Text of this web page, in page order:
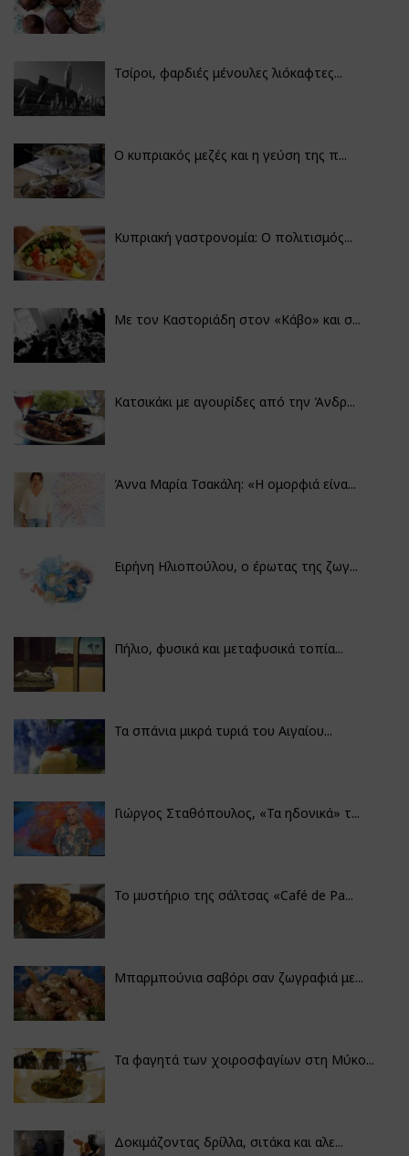
Τσίροι, φαρδιές μένουλες λιόκαφτες...
Ο κυπριακός μεζές και η γεύση της π...
Κυπριακή γαστρονομία: Ο πολιτισμός...
Με τον Καστοριάδη στον «Κάβο» και σ...
Κατσικάκι με αγουρίδες από την Άνδρ...
Άννα Μαρία Τσακάλη: «Η ομορφιά είνα...
Ειρήνη Ηλιοπούλου, ο έρωτας της ζωγ...
Πήλιο, φυσικά και μεταφυσικά τοπία...
Τα σπάνια μικρά τυριά του Αιγαίου...
Γιώργος Σταθόπουλος, «Τα ηδονικά» τ...
Το μυστήριο της σάλτσας «Café de Pa...
Μπαρμπούνια σαβόρι σαν ζωγραφιά με...
Τα φαγητά των χοιροσφαγίων στη Μύκο...
Δοκιμάζοντας δρίλλα, σιτάκα και αλε...